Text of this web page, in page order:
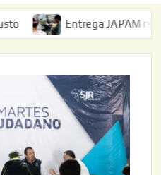
Entrega JAPAM